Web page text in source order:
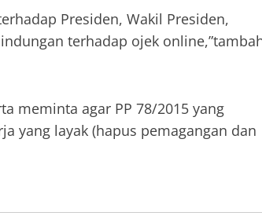
Presiden, Wakil Presiden,
terhadap ojek
meminta agar PP 78/2015 yang
yang layak (hapus pemagangan dan